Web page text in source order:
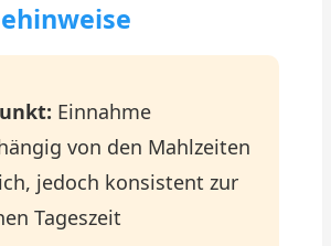
Einnahme
von den Mahlzeiten
jedoch konsistent zur
Tageszeit